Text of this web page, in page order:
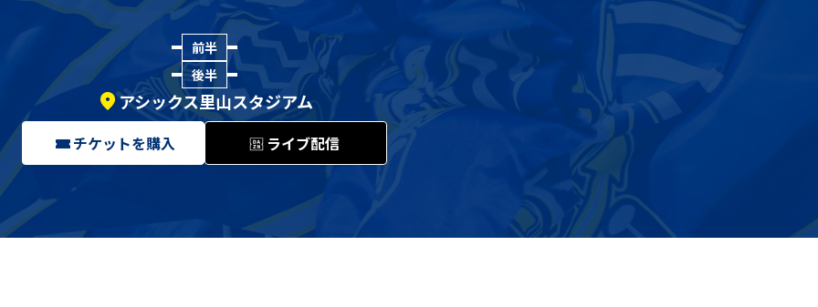
前半
後半
アシックス里山スタジアム
チケットを購入 ライブ配信